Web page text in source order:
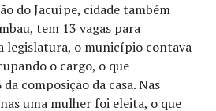
do Jacuípe, cidade também
tem 13 vagas para
legislatura, o município contava
o cargo, o que
composição da casa. Nas
uma mulher foi eleita, o que